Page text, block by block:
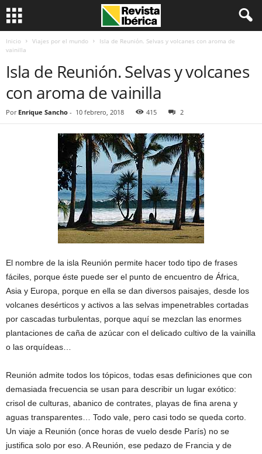
Inicio Viajes por el mundo
Isla de Reunión. Selvas y volcanes con aroma de
vainilla
Isla de Reunión. Selvas y volcanes
con aroma de vainilla
Por Enrique Sancho - 10 febrero, 2018 415 2
El nombre de la isla Reunión permite hacer todo tipo de frases
fáciles, porque éste puede ser el punto de encuentro de África,
Asia y Europa,
porque en ella se dan diversos paisajes, desde los
volcanes desérticos y activos a las selvas impenetrables cortadas
por cascadas turbulentas, porque aquí se mezclan las enormes
plantaciones de caña de azúcar con el delicado cultivo de la vainilla
o las orquídeas…
Reunión admite todos los tópicos, todas esas definiciones que con
demasiada frecuencia se usan para describir un lugar exótico:
crisol de culturas, abanico de contrates, playas de fina arena y
aguas transparentes… Todo vale, pero casi todo se queda corto.
Un viaje a Reunión (once horas de vuelo desde París) no se
justifica solo por eso. A Reunión, ese pedazo de Francia y de